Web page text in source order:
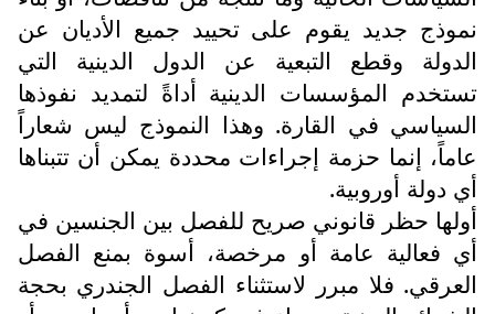
نموذج جديد يقوم على تحييد جميع الأديان عن
الدولة وقطع التبعية عن الدول الدينية التي
تستخدم المؤسسات الدينية أداةً لتمديد نفوذها
السياسي في القارة. وهذا النموذج ليس شعاراً
عاماً، إنما حزمة إجراءات محددة يمكن أن تتبناها
أي دولة أوروبية.
أولها حظر قانوني صريح للفصل بين الجنسين في
أي فعالية عامة أو مرخصة، أسوة بمنع الفصل
العرقي. فلا مبرر لاستثناء الفصل الجندري بحجة